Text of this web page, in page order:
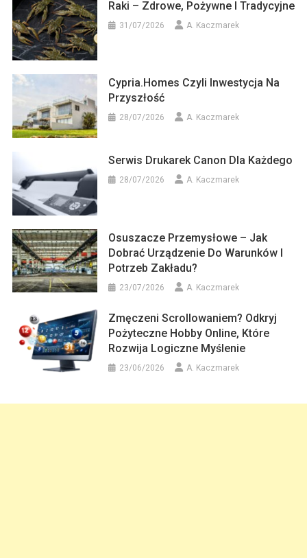
Raki – Zdrowe, Pożywne I Tradycyjne
31/07/2026 A. Kaczmarek
Cypria.homes Czyli Inwestycja Na
Przyszłość
28/07/2026 A. Kaczmarek
Serwis Drukarek Canon Dla Każdego
28/07/2026 A. Kaczmarek
Osuszacze Przemysłowe – Jak
Dobrać Urządzenie Do Warunków I
Potrzeb Zakładu?
23/07/2026 A. Kaczmarek
Zmęczeni Scrollowaniem? Odkryj
Pożyteczne Hobby Online, Które
Rozwija Logiczne Myślenie
23/06/2026 A. Kaczmarek